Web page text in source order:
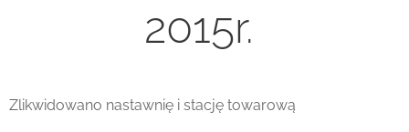
2015r.
Zlikwidowano nastawnię i stację towarową